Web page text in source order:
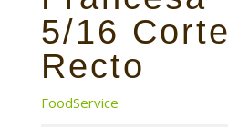
5/16 Corte
Recto
FoodService